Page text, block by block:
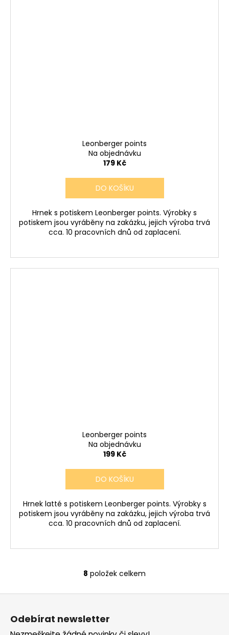
Leonberger points
Na objednávku
179 Kč
DO KOŠÍKU
Hrnek s potiskem Leonberger points. Výrobky s
potiskem jsou vyráběny na zakázku, jejich výroba trvá
cca. 10 pracovních dnů od zaplacení.
Leonberger points
Na objednávku
199 Kč
DO KOŠÍKU
Hrnek latté s potiskem Leonberger points. Výrobky s
potiskem jsou vyráběny na zakázku, jejich výroba trvá
cca. 10 pracovních dnů od zaplacení.
O
v
8 položek celkem
Odebírat newsletter